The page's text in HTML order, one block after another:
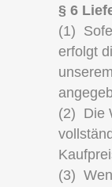
§ 6
(1)
erfolgt
(2) Die
(3)